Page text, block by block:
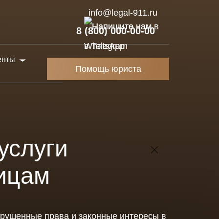
info@legal-911.ru
8 (800) 000-00-00
Помощь юриста
права и законные интересы в